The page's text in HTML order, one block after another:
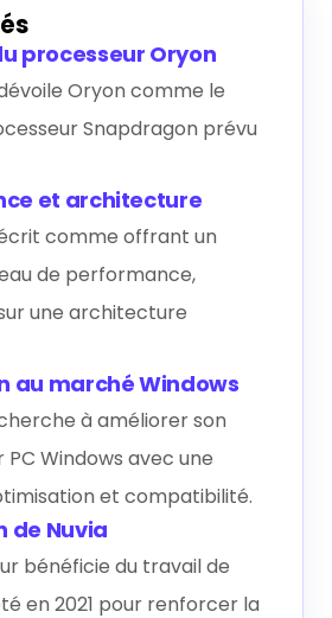
le résumé IA
processeur Oryon
Oryon comme le
Snapdragon prévu
et architecture
comme offrant un
de performance,
une architecture
au marché Windows
à améliorer son
Windows avec une
et compatibilité.
de Nuvia
bénéficie du travail de
en 2021 pour renforcer la